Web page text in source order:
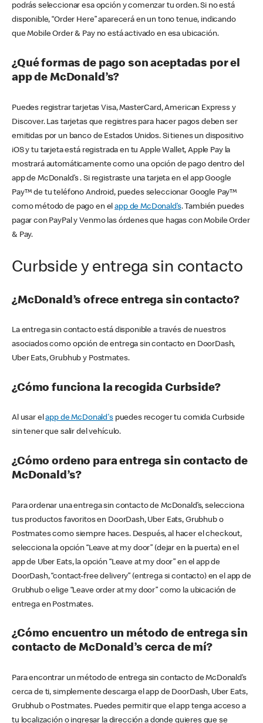
podrás seleccionar esa opción y comenzar tu orden. Si no está
disponible, “Order Here” aparecerá en un tono tenue, indicando
que Mobile Order & Pay no está activado en esa ubicación.
¿Qué formas de pago son aceptadas por el
app de McDonald’s?
Puedes registrar tarjetas Visa, MasterCard, American Express y
Discover. Las tarjetas que registres para hacer pagos deben ser
emitidas por un banco de Estados Unidos. Si tienes un dispositivo
iOS y tu tarjeta está registrada en tu Apple Wallet, Apple Pay la
mostrará automáticamente como una opción de pago dentro del
app de McDonald’s . Si registraste una tarjeta en el app Google
Pay™ de tu teléfono Android, puedes seleccionar Google Pay™
como método de pago en elapp de McDonald’s. También puedes
pagar con PayPal y Venmo las órdenes que hagas con Mobile Order
& Pay.
Curbside y entrega sin contacto
¿McDonald’s ofrece entrega sin contacto?
La entrega sin contacto está disponible a través de nuestros
asociados como opción de entrega sin contacto en DoorDash,
Uber Eats, Grubhub y Postmates.
¿Cómo funciona la recogida Curbside?
Al usar elapp de McDonald'spuedes recoger tu comida Curbside
sin tener que salir del vehículo.
¿Cómo ordeno para entrega sin contacto de
McDonald’s?
Para ordenar una entrega sin contacto de McDonald’s, selecciona
tus productos favoritos en DoorDash, Uber Eats, Grubhub o
Postmates como siempre haces. Después, al hacer el checkout,
selecciona la opción “Leave at my door” (dejar en la puerta) en el
app de Uber Eats, la opción “Leave at my door” en el app de
DoorDash, “contact-free delivery” (entrega si contacto) en el app de
Grubhub o elige “Leave order at my door” como la ubicación de
entrega en Postmates.
¿Cómo encuentro un método de entrega sin
contacto de McDonald’s cerca de mí?
Para encontrar un método de entrega sin contacto de McDonald’s
cerca de ti, simplemente descarga el app de DoorDash, Uber Eats,
Grubhub o Postmates. Puedes permitir que el app tenga acceso a
tu localización o ingresar la dirección a donde quieres que se